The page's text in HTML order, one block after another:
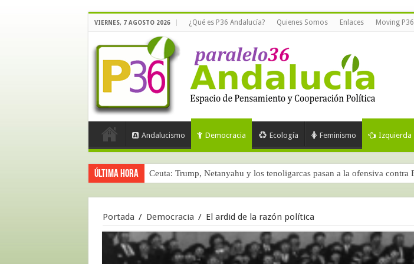
VIERNES, 7 AGOSTO 2026 ¿Qué es P36 Andalucía? Quienes Somos Enlaces Moving P36
Andalucismo Democracia Ecología Feminismo Izquierda
Última hora La masificación turística (tercera parte)
Portada / Democracia / El ardid de la razón política